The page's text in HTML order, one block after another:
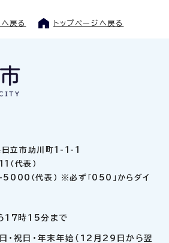
戻る トップページへ戻る
立市助川町1-1-1
代表）
（代表） ※必ず「050」からダイ
17時15分まで
・祝日・年末年始（12月29日から翌